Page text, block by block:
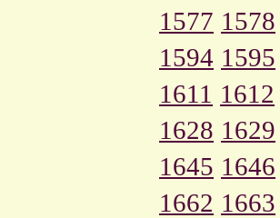
1577 1578
1594 1595
1611 1612
1628 1629
1645 1646
1662 1663